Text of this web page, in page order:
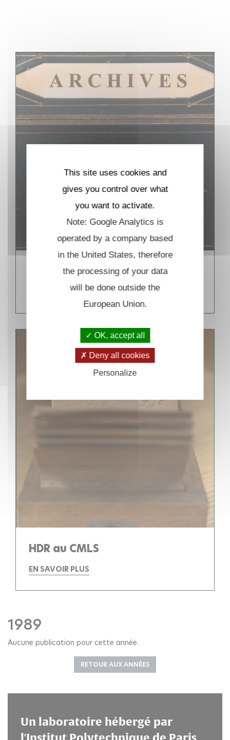
Thèses au CMLS
EN SAVOIR PLUS
HDR au CMLS
EN SAVOIR PLUS
1989
Aucune publication pour cette année.
RETOUR AUX ANNÉES
Un laboratoire hébergé par
l'Institut Polytechnique de Paris
This site uses cookies and
gives you control over what
you want to activate.
Note: Google Analytics is
operated by a company based
in the United States, therefore
the processing of your data
will be done outside the
European Union.
OK, accept all
Deny all cookies
Personalize